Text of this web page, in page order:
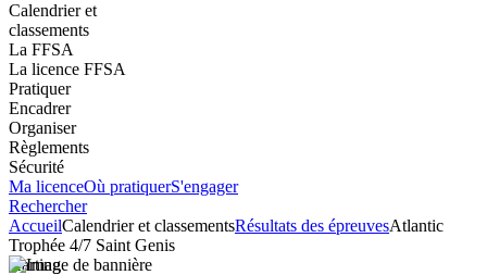
Calendrier et
classements
La FFSA
La licence FFSA
Pratiquer
Encadrer
Organiser
Règlements
Sécurité
Ma licenceOù pratiquerS'engager
Rechercher
AccueilCalendrier et classementsRésultats des épreuvesAtlantic
Trophée 4/7 Saint Genis
Karting